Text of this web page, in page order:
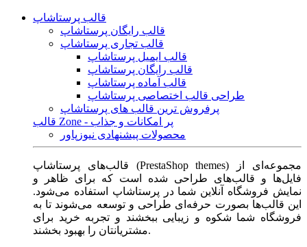
قالب پرستاشاپ
قالب رایگان پرستاشاپ
قالب تجاری پرستاشاپ
قالب ایمیل پرستاشاپ
قالب رایگان پرستاشاپ
قالب آماده پرستاشاپ
طراحی قالب اختصاصی پرستاشاپ
پرفروش ترین قالب های پرستاشاپ
قالب Zone - پر امکانات و جذاب
محصولات پیشنهادی نیوزپاور
قالب‌های پرستاشاپ (PrestaShop themes) مجموعه‌ای از
فایل‌ها و قالب‌های طراحی شده است که برای ظاهر و
نمایش فروشگاه آنلاین شما در پرستاشاپ استفاده می‌شود.
این قالب‌ها بصورت حرفه‌ای طراحی و توسعه می‌شوند تا به
فروشگاه شما شکوه و زیبایی ببخشند و تجربه خرید برای
مشتریانتان را بهبود بخشند.